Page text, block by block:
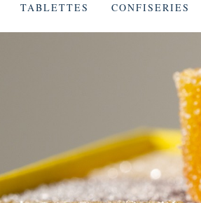
TABLETTES CONFISERIES